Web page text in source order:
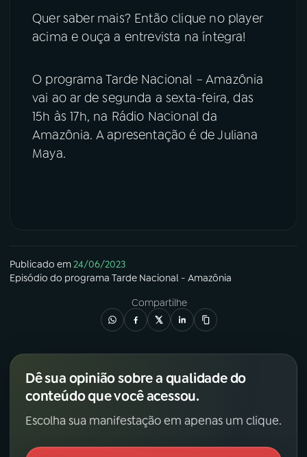
Quer saber mais? Então clique no player
acima e ouça a entrevista na íntegra!
O programa Tarde Nacional – Amazônia
vai ao ar de segunda a sexta-feira, das
15h às 17h, na Rádio Nacional da
Amazônia. A apresentação é de Juliana
Maya.
Publicado em24/06/2023
Episódio do programa Tarde Nacional - Amazônia
Compartilhe
Dê sua opinião sobre a qualidade do
conteúdo que você acessou.
Escolha sua manifestação em apenas um clique.